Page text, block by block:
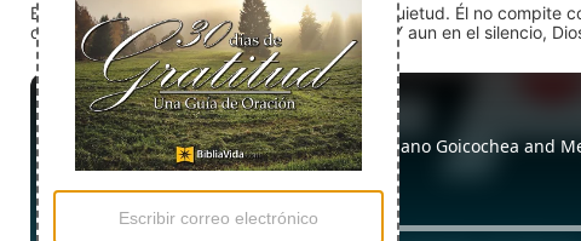
En medio del ruido, Dios nos encuentra en la quietud. Él no compite
detente (quédate quieto) Dios está presente. Y aun en el silencio,